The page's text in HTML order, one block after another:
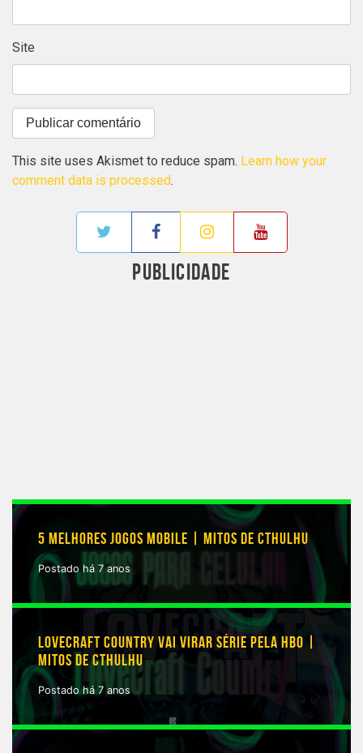
Site
This site uses Akismet to reduce spam. Learn how your
comment data is processed.
PUBLICIDADE
5 MELHORES JOGOS MOBILE | MITOS DE CTHULHU
Postado há 7 anos
LOVECRAFT COUNTRY VAI VIRAR SÉRIE PELA HBO |
MITOS DE CTHULHU
Postado há 7 anos